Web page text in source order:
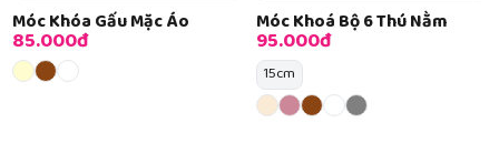
Móc Khóa Gấu Mặc Áo
85.000đ
Móc Khoá Bộ 6 Thú Nằm
95.000đ
15cm